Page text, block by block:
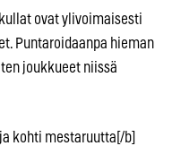
ovat ylivoimaisesti
Puntaroidaanpa hieman
joukkueet niissä
kohti mestaruutta[/b]